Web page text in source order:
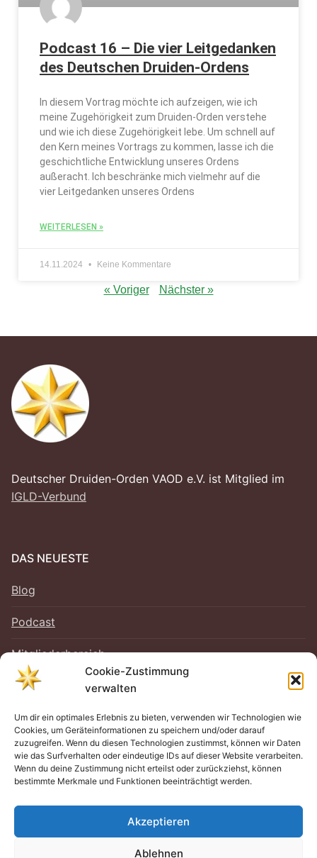
Cookie-Zustimmung
verwalten
Um dir ein optimales Erlebnis zu bieten, verwenden wir Technologien wie
Cookies, um Geräteinformationen zu speichern und/oder darauf
zuzugreifen. Wenn du diesen Technologien zustimmst, können wir Daten
wie das Surfverhalten oder eindeutige IDs auf dieser Website verarbeiten.
Wenn du deine Zustimmung nicht erteilst oder zurückziehst, können
bestimmte Merkmale und Funktionen beeinträchtigt werden.
Akzeptieren
Ablehnen
Podcast 16 – Die vier Leitgedanken
des Deutschen Druiden-Ordens
In diesem Vortrag möchte ich aufzeigen, wie ich
meine Zugehörigkeit zum Druiden-Orden verstehe
und wie ich diese Zugehörigkeit lebe. Um schnell auf
den Kern meines Vortrags zu kommen, lasse ich die
geschichtliche Entwicklung unseres Ordens
außeracht. Ich beschränke mich vielmehr auf die
vier Leitgedanken unseres Ordens
WEITERLESEN »
14.11.2024 Keine Kommentare
« Voriger Nächster »
Deutscher Druiden-Orden VAOD e.V. ist Mitglied im
IGLD-Verbund
DAS NEUESTE
Blog
Podcast
Mitgliederbereich
RECHTLICHES
Impressum
Datenschutz
Cookie-Richtlinie (EU)